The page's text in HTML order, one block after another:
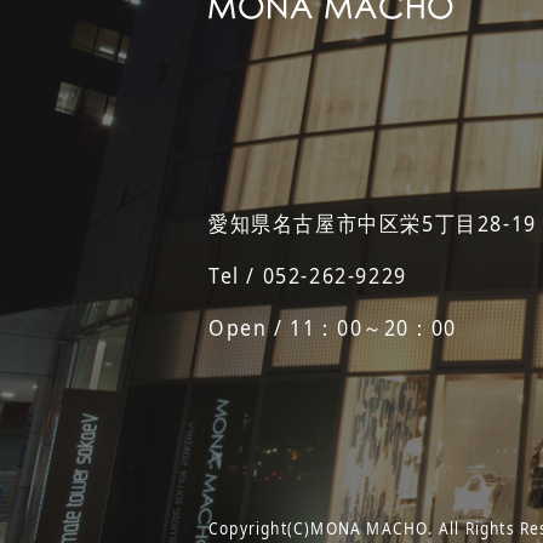
愛知県名古屋市中区栄5丁目28-
Tel / 052-262-9229
Open / 11：00～20：00
Copyright(C)MONA MACHO. All Rights